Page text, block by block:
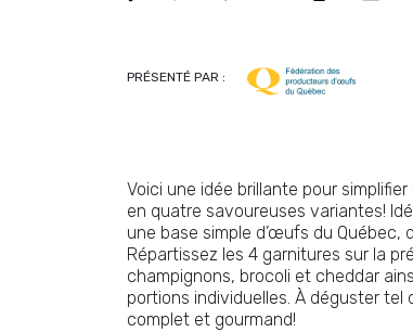
PRÉSENTÉ PAR :
Voici une idée brillante pour
en quatre savoureuses variantes!
une base simple d’œufs du Québec,
Répartissez les 4 garnitures sur la
champignons, brocoli et cheddar
portions individuelles. À déguster tel
complet et gourmand!